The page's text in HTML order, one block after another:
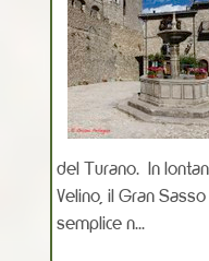
del Turano. In
Velino, il Gran
semplice n...